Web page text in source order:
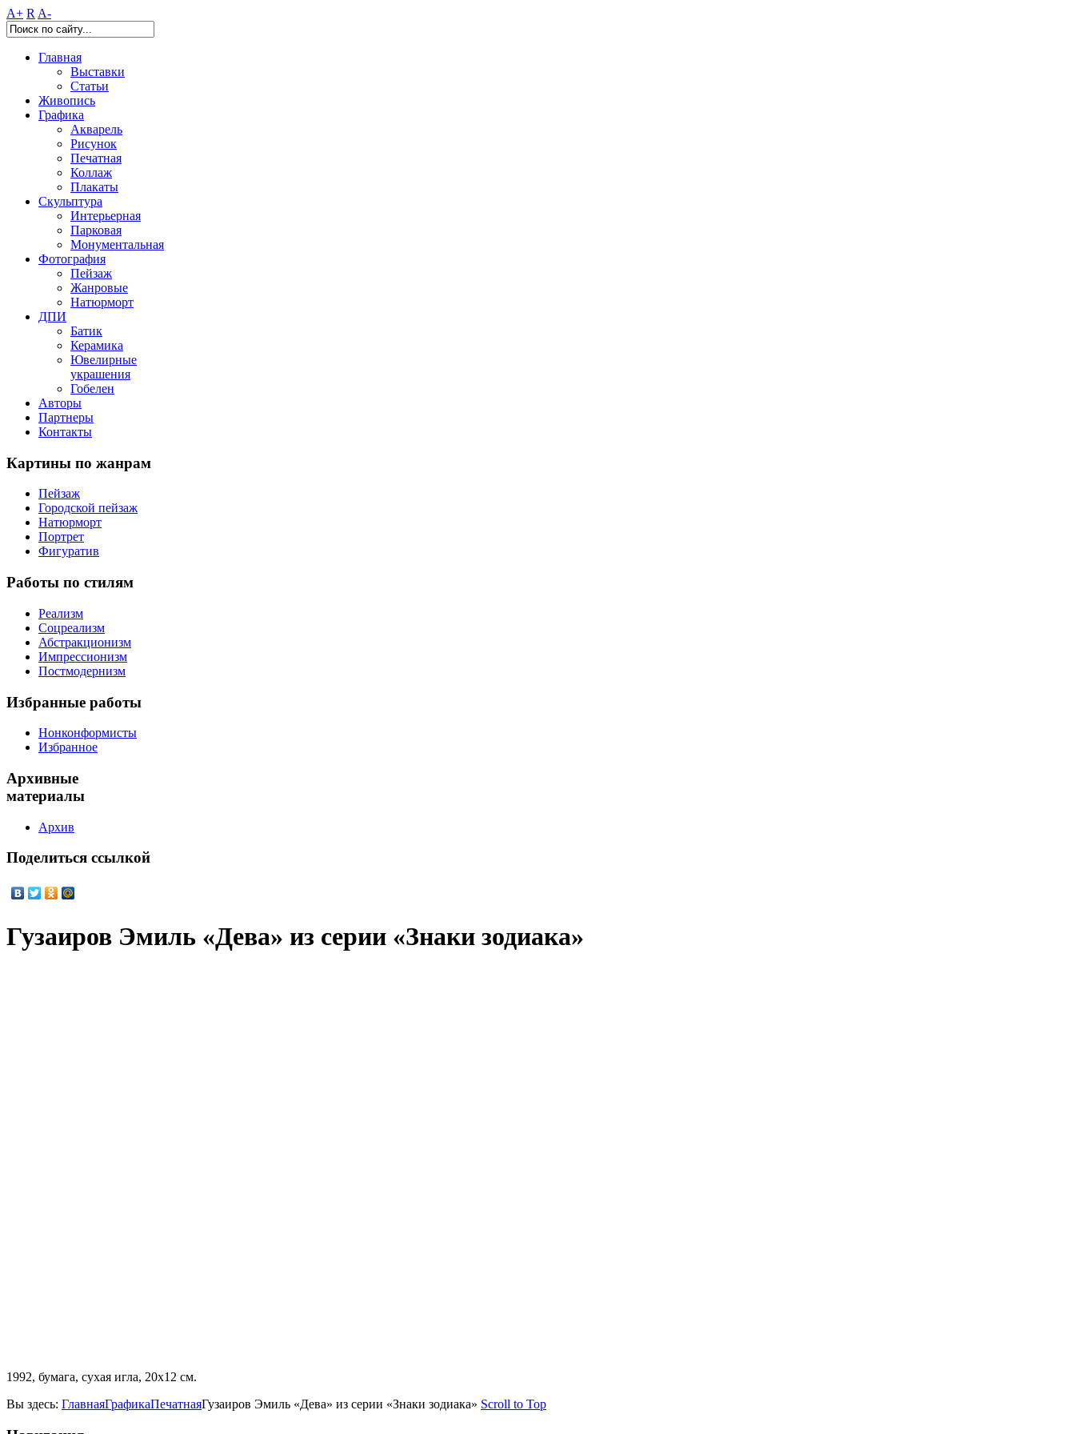
A+ R A-
Главная
Выставки
Статьи
Живопись
Графика
Акварель
Рисунок
Печатная
Коллаж
Плакаты
Скульптура
Интерьерная
Парковая
Монументальная
Фотография
Пейзаж
Жанровые
Натюрморт
ДПИ
Батик
Керамика
Ювелирные
украшения
Гобелен
Авторы
Партнеры
Контакты
Картины по жанрам
Пейзаж
Городской пейзаж
Натюрморт
Портрет
Фигуратив
Работы по стилям
Реализм
Соцреализм
Абстракционизм
Импрессионизм
Постмодернизм
Избранные работы
Нонконформисты
Избранное
Архивные
материалы
Архив
Поделиться ссылкой
Гузаиров Эмиль «Дева» из серии «Знаки зодиака»
1992, бумага, сухая игла, 20х12 см.
Вы здесь: ГлавнаяГрафикаПечатнаяГузаиров Эмиль «Дева» из серии «Знаки зодиака» Scroll to Top